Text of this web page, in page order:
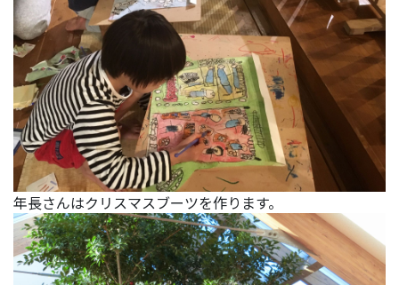
年長さんはクリスマスブーツを作ります。